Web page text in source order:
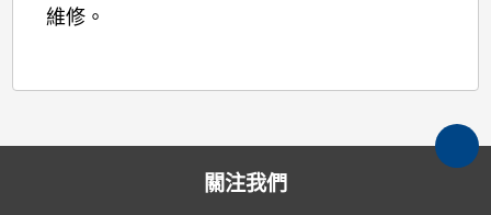
維修。
關注我們